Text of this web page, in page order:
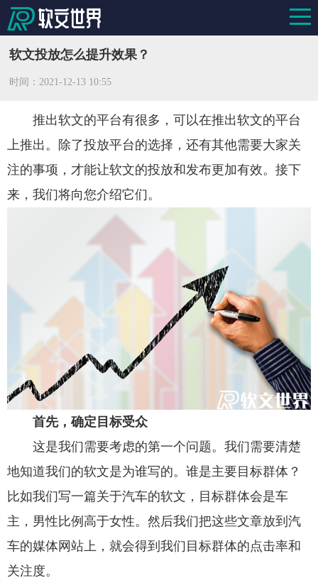
软文投放怎么提升效果？
时间：2021-12-13 10:55
推出软文的平台有很多，可以在推出软文的平台
上推出。除了投放平台的选择，还有其他需要大家关
注的事项，才能让软文的投放和发布更加有效。接下
来，我们将向您介绍它们。
首先，确定目标受众
这是我们需要考虑的第一个问题。我们需要清楚
地知道我们的软文是为谁写的。谁是主要目标群体？
比如我们写一篇关于汽车的软文，目标群体会是车
主，男性比例高于女性。然后我们把这些文章放到汽
车的媒体网站上，就会得到我们目标群体的点击率和
关注度。